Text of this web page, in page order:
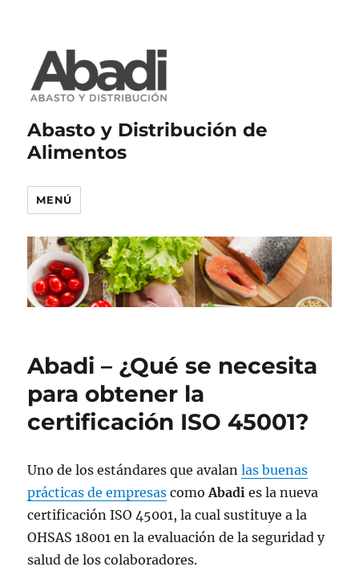
Abasto y Distribución de
Alimentos
MENÚ
Abadi – ¿Qué se necesita
para obtener la
certificación ISO 45001?
Uno de los estándares que avalanlas buenas
prácticas de empresas comoAbadi es la nueva
certificación ISO 45001, la cual sustituye a la
OHSAS 18001 en la evaluación de la seguridad y
salud de los colaboradores.